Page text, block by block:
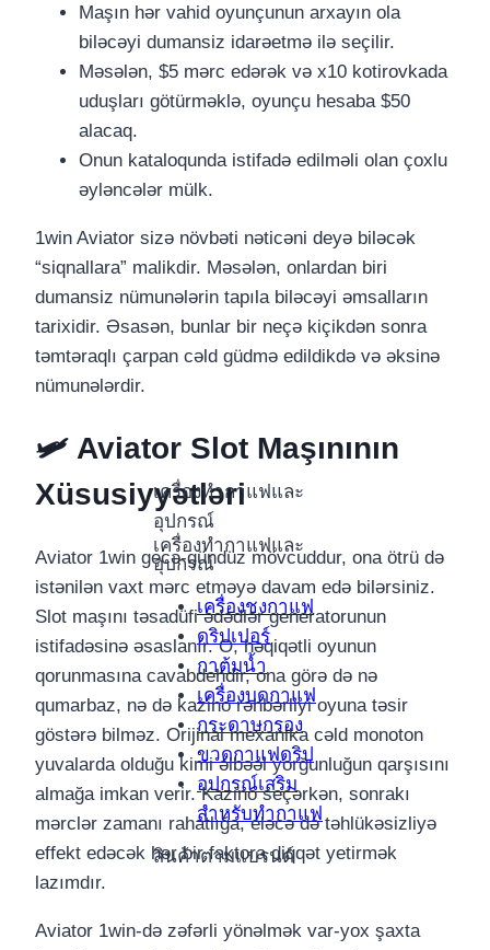
เครื่องทำกาแฟและ
อุปกรณ์
เครื่องทำกาแฟและ
อุปกรณ์
เครื่องชงกาแฟ
ดริปเปอร์
กาต้มน้ำ
เครื่องบดกาแฟ
กระดาษกรอง
ขวดกาแฟดริป
อุปกรณ์เสริม
สำหรับทำกาแฟ
สินค้าตามแบรนด์
Maşın hər vahid oyunçunun arxayın ola
biləcəyi dumansiz idarəetmə ilə seçilir.
Məsələn, $5 mərc edərək və x10 kotirovkada
uduşları götürməklə, oyunçu hesaba $50
alacaq.
Onun kataloqunda istifadə edilməli olan çoxlu
əyləncələr mülk.
1win Aviator sizə növbəti nəticəni deyə biləcək
“siqnallara” malikdir. Məsələn, onlardan biri
dumansiz nümunələrin tapıla biləcəyi əmsalların
tarixidir. Əsasən, bunlar bir neçə kiçikdən sonra
təmtəraqlı çarpan cəld güdmə edildikdə və əksinə
nümunələrdir.
🛩 Aviator Slot Maşınının
Xüsusiyyətləri
Aviator 1win gecə-gündüz mövcuddur, ona ötrü də
istənilən vaxt mərc etməyə davam edə bilərsiniz.
Slot maşını təsadüfi ədədlər generatorunun
istifadəsinə əsaslanır. O, həqiqətli oyunun
qorunmasına cavabdehdir, ona görə də nə
qumarbaz, nə də kazino rəhbərliyi oyuna təsir
göstərə bilməz. Orijinal mexanika cəld monoton
yuvalarda olduğu kimi əlbəəl yorğunluğun qarşısını
almağa imkan verir. Kazino seçərkən, sonrakı
mərclər zamanı rahatlığa, eləcə də təhlükəsizliyə
effekt edəcək hər bir faktora diqqət yetirmək
lazımdır.
Aviator 1win-də zəfərli yönəlmək var-yox şaxta